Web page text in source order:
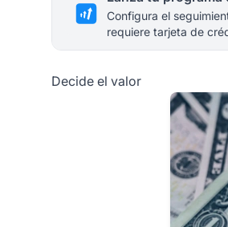
Configura el
requiere tarjeta de
Decide el valor